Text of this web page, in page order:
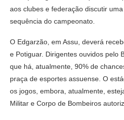
aos clubes e federação discutir
sequência do campeonato.
O Edgarzão, em Assu, deverá
e Potiguar. Dirigentes ouvidos pelo
que há, atualmente, 90% de
praça de esportes assuense. O
os jogos, embora, atualmente,
Militar e Corpo de Bombeiros